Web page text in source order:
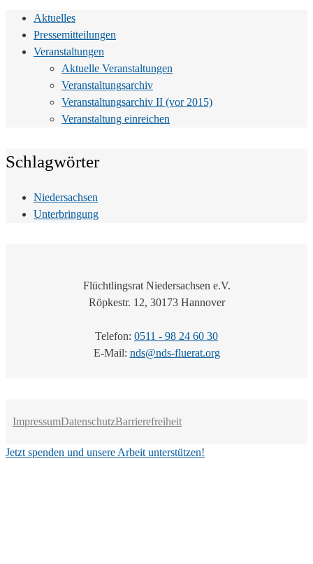
Aktuelles
Pressemitteilungen
Veranstaltungen
Aktuelle Veranstaltungen
Veranstaltungsarchiv
Veranstaltungsarchiv II (vor 2015)
Veranstaltung einreichen
Schlagwörter
Niedersachsen
Unterbringung
Flüchtlingsrat Niedersachsen e.V.
Röpkestr. 12, 30173 Hannover
Telefon: 0511 - 98 24 60 30
E-Mail: nds@nds-fluerat.org
ImpressumDatenschutzBarrierefreiheit
Jetzt spenden und unsere Arbeit unterstützen!